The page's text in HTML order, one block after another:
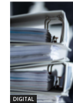
DIGITAL